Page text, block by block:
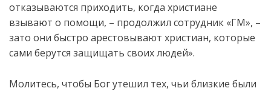
отказываются приходить, когда христиане
взывают о помощи, – продолжил сотрудник «ГМ», –
зато они быстро арестовывают христиан, которые
сами берутся защищать своих людей».
Молитесь, чтобы Бог утешил тех, чьи близкие были